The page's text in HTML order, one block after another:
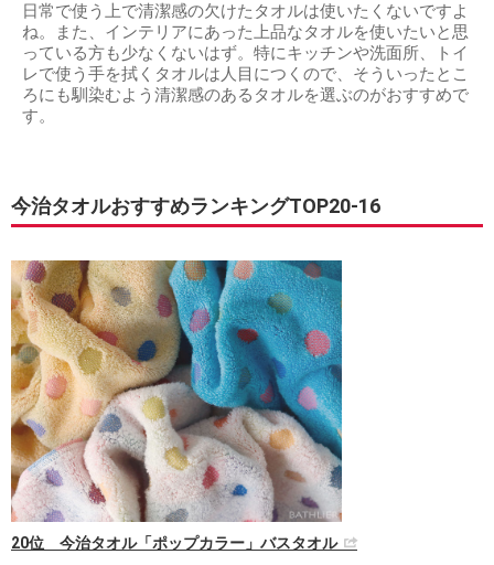
日常で使う上で清潔感の欠けたタオルは使いたくないですよ
ね。また、インテリアにあった上品なタオルを使いたいと思
っている方も少なくないはず。特にキッチンや洗面所、トイ
レで使う手を拭くタオルは人目につくので、そういったとこ
ろにも馴染むよう清潔感のあるタオルを選ぶのがおすすめで
す。
今治タオルおすすめランキングTOP20-16
20位 今治タオル「ポップカラー」バスタオル